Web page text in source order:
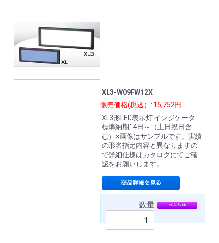
XL3-W09FW12X
販売価格(税込）: 15,752円
XL3形LED表示灯.インジケータ.:
標準納期14日～（土日祝日含
む）※画像はサンプルです。実績
の形名指定内容と異なりますの
で詳細仕様はカタログにてご確
認をお願いします。
数量